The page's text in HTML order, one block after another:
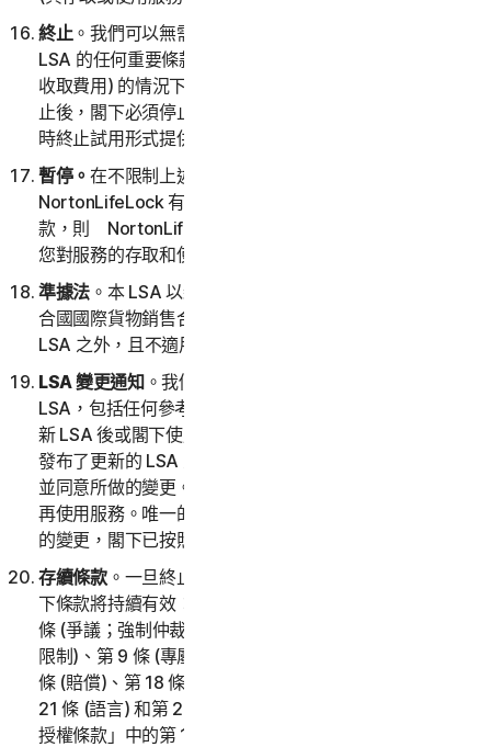
終止。我們可以無需理由或以任何理由，或在閣下違反本
LSA 的任何重要條款 (包括無法透過閣下選擇的付款方式
收取費用) 的情況下，終止閣下對服務的存取和使用。終
止後，閣下必須停止使用服務。NortonLifeLock 可以隨
時終止試用形式提供的任何服務。
暫停。在不限制上述規定的前提下，如果
NortonLifeLock 有理由懷疑您沒有遵循本 LSA 的任何條
款，則 NortonLifeLock 可能會進一步暫停您的帳戶或
您對服務的存取和使用。
準據法 。本 LSA 以新加坡法律為準據法。閣下同意「聯
合國國際貨物銷售合同公約」(1980 年) 明確排除在本
LSA 之外，且不適用於本 LSA。
LSA 變更通知 。我們可能會自行酌情決定隨時更新或修改
LSA，包括任何參考的政策和其他文件。請務必在我們更
新 LSA 後或閣下使用服務時檢閱 LSA。如果閣下在我們
發布了更新的 LSA 之後繼續使用服務，即表示閣下接受
並同意所做的變更。如果閣下不同意受變更約束，則不得
再使用服務。唯一的例外是對第 2 條「爭議；強制仲裁」
的變更，閣下已按照第 2(i) 條中的程序執行。
存續條款。一旦終止、停止或取消服務或閣下的帳戶，以
下條款將持續有效：(i) 第 2 部分「一般條款」中的第 2
條 (爭議；強制仲裁)、第 6 條 (免責聲明)、第 7 條 (責任
限制)、第 9 條 (專屬權利)、第 11 條 (意見和評論)、第 15
條 (賠償)、第 18 條 (準據法)、第 20 條 (存續條款)、第
21 條 (語言) 和第 22 條 (一般條款)；(ii) 第 4 部分「軟體
授權條款」中的第 1 條 (軟體歸我們所屬) 和第 5 條 (終